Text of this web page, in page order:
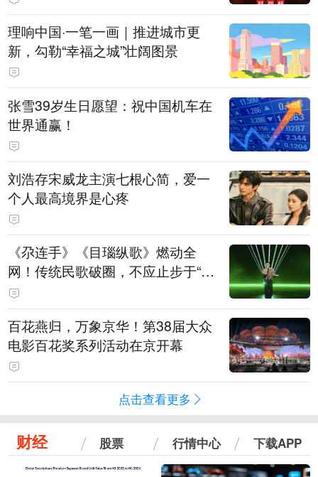
理响中国·一笔一画｜推进城市更
新，勾勒“幸福之城”壮阔图景
张雪39岁生日愿望：祝中国机车在
世界通赢！
刘浩存宋威龙主演七根心简，爱一
个人最高境界是心疼
《尕连手》《目瑙纵歌》燃动全
网！传统民歌破圈，不应止步于“上
头”
百花燕归，万象京华！第38届大众
电影百花奖系列活动在京开幕
点击查看更多
财经 股票 行情中心 下载APP